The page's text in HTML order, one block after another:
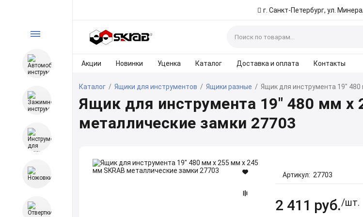
г. Санкт-Петербург, ул.
Акции Новинки Уценка Каталог Доставка и оплата Контакты
Каталог / Ящики для инструментов / Ящики разные / Ящик для инструмента 19"
Ящик для инструмента 19" 480 мм x
металлические замки 27703
Артикул: 27703
2 411 руб./шт.